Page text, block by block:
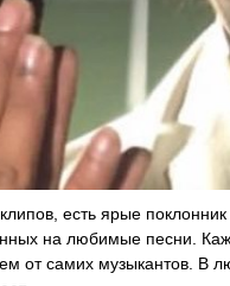
есть ярые
на любимые песни.
от самих музыкантов. В